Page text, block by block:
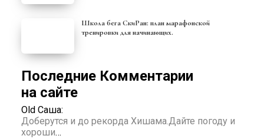
Школа бега СкиРан: план марафонской
тренировки для начинающих.
Последние Комментарии
на сайте
Old Саша:
Доберутся и до рекорда Хишама.Дайте погоду и
хороши…